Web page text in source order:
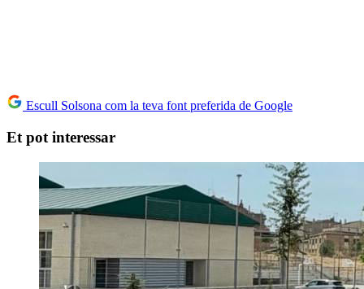
Escull Solsona com la teva font preferida de Google
Et pot interessar